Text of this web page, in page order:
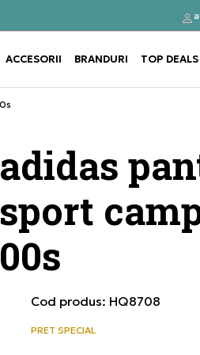
Use shift+Enter to open or close
Use shift+Enter to open or close
ACCESORII BRANDURI TOP DEALS
adidas
sport
00s
Cod produs: HQ8708
PRET SPECIAL